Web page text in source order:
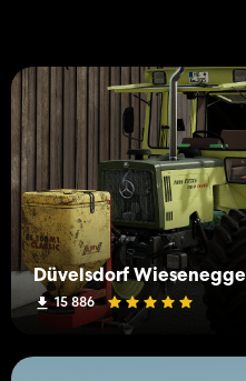
Düvelsdorf Wiesenegge
15 886